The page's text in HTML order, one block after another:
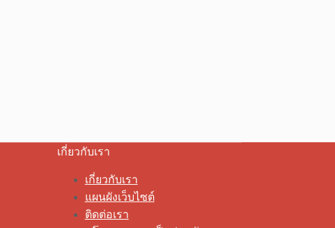
เกี่ยวกับเรา
เกี่ยวกับเรา
แผนผังเว็บไซต์
ติดต่อเรา